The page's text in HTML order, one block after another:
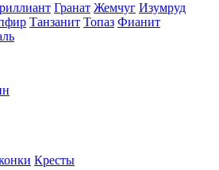
Гранат Жемчуг Изумруд
Танзанит Топаз Фианит
Кресты